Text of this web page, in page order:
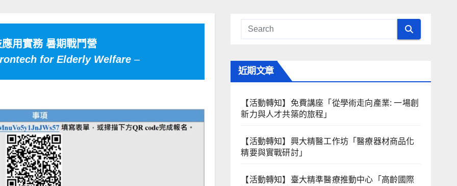
用實務 暑期戰鬥營
for Elderly Welfare–
近期文章
【活動轉知】免費講座「從學術走向產業: ⼀場創
新力與⼈才共築的旅程」
【活動轉知】興大精醫工作坊「醫療器材商品化
精要與實戰研討」
【活動轉知】臺大精準醫療推動中心「高齡國際